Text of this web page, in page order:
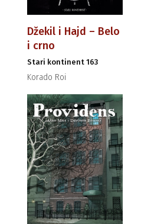
Džekil i Hajd – Belo
i crno
Stari kontinent 163
Korado Roi